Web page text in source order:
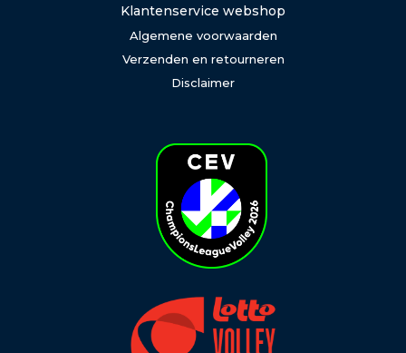
Klantenservice webshop
Algemene voorwaarden
Verzenden en retourneren
Disclaimer